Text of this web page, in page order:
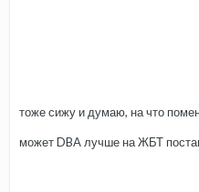
тоже сижу и думаю, на что
может DBA лучше на ЖБТ